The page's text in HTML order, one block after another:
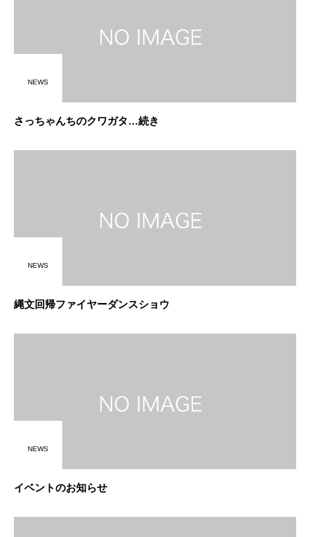
NEWS
さっちゃんちのクワガタ…続き
NEWS
縄文回帰ファイヤーダンスショウ
NEWS
イベントのお知らせ